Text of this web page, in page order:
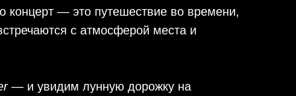
концерт — это путешествие во времени,
с атмосферой места и
— и увидим лунную дорожку на